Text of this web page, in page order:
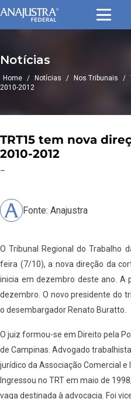
Notícias
Home / Notícias / Nos Tribunais /
2010-2012
TRT15 tem nova
2010-2012
–
Fonte: Anajustra
O Tribunal Regional do Trabalho
feira (7/10), a nova direção da
inicia em dezembro deste ano. A
dezembro. O novo presidente do
o desembargador Renato Buratto.
O juiz formou-se em Direito pela
de Campinas. Advogado
jurídico da Associação Comercial e
Ingressou no TRT em maio de
vaga destinada à advocacia. Foi